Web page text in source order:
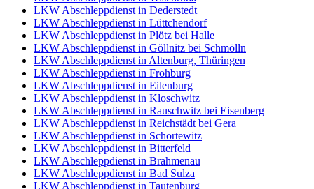
LKW Abschleppdienst in Dederstedt
LKW Abschleppdienst in Lüttchendorf
LKW Abschleppdienst in Plötz bei Halle
LKW Abschleppdienst in Göllnitz bei Schmölln
LKW Abschleppdienst in Altenburg, Thüringen
LKW Abschleppdienst in Frohburg
LKW Abschleppdienst in Eilenburg
LKW Abschleppdienst in Kloschwitz
LKW Abschleppdienst in Rauschwitz bei Eisenberg
LKW Abschleppdienst in Reichstädt bei Gera
LKW Abschleppdienst in Schortewitz
LKW Abschleppdienst in Bitterfeld
LKW Abschleppdienst in Brahmenau
LKW Abschleppdienst in Bad Sulza
LKW Abschleppdienst in Tautenburg